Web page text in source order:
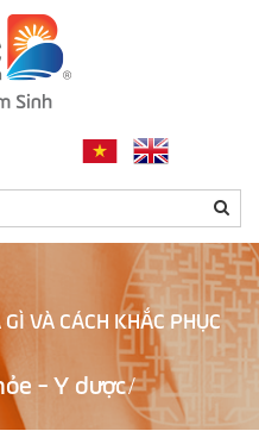
VÀ CÁCH KHẮC PHỤC
- Y dược